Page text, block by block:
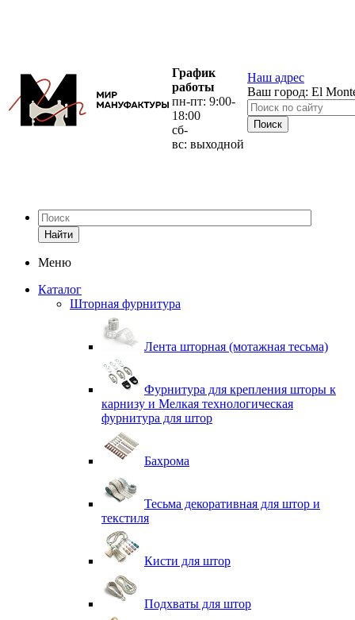
График
работы
пн-пт: 9:00-
18:00
сб-
вс: выходной
Наш адрес
Ваш город: El
Найти
Меню
Каталог
Шторная фурнитура
Лента шторная (мотажная тесьма)
Фурнитура для крепления шторы к
карнизу и Мелкая технологическая
фурнитура для штор
Бахрома
Тесьма декоративная для штор и
текстиля
Кисти для штор
Подхваты для штор